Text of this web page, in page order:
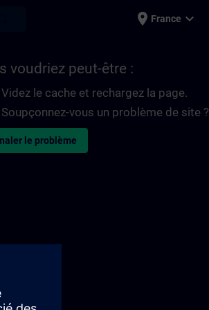
place France expand_more
voudriez peut-être :
Videz le cache et rechargez la page.
Soupçonnez-vous un problème de site ?
le problème